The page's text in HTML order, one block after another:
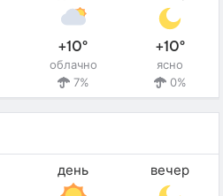
+10°
облачно
7%
+10°
ясно
0%
день вечер